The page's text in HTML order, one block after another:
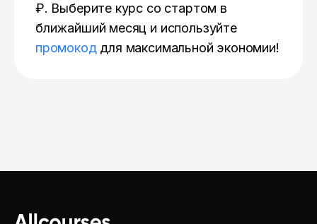
₽. Выберите курс со стартом в
ближайший месяц и используйте
промокоддля максимальной экономии!